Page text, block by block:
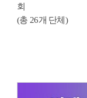
회
(총 26개 단체)